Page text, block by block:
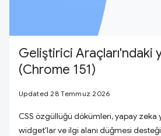
Geliştirici Araçları'ndaki
(Chrome 151)
Updated 28 Temmuz 2026
CSS özgüllüğü dökümleri, yapay zeka
widget'lar ve ilgi alanı düğmesi